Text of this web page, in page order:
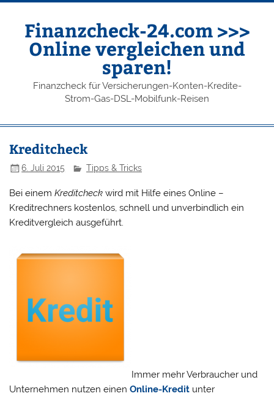
Finanzcheck-24.com >>>
Online vergleichen und
sparen!
Finanzcheck für Versicherungen-Konten-Kredite-
Strom-Gas-DSL-Mobilfunk-Reisen
Kreditcheck
6. Juli 2015 Tipps & Tricks
Bei einemKreditcheck wird mit Hilfe eines Online –
Kreditrechners kostenlos, schnell und unverbindlich ein
Kreditvergleich ausgeführt.
Immer mehr Verbraucher und
Unternehmen nutzen einenOnline-Kredit unter